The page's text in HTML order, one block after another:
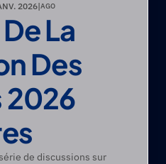
2026|AGO
La
Des
2026
de discussions sur